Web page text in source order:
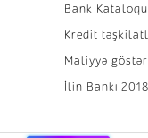
Bank Kataloqu
Kredit
Maliyyə
İlin Bankı 2018